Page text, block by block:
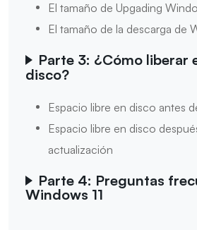
El tamaño de Upgading
El tamaño de la descarga de
Parte 3: ¿Cómo liberar
disco?
Espacio libre en disco antes
Espacio libre en disco
actualización
Parte 4: Preguntas
Windows 11